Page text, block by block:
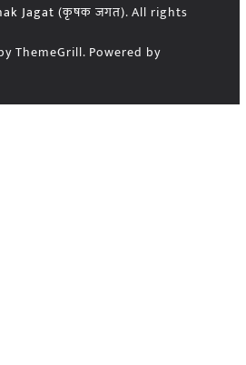
Jagat (कृषक जगत). All rights
ThemeGrill. Powered by